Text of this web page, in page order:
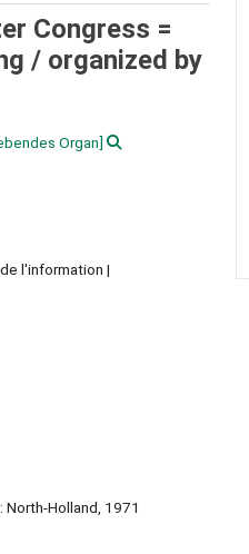
Congress =
/ organized by
Organ]
l'information
North-Holland, 1971